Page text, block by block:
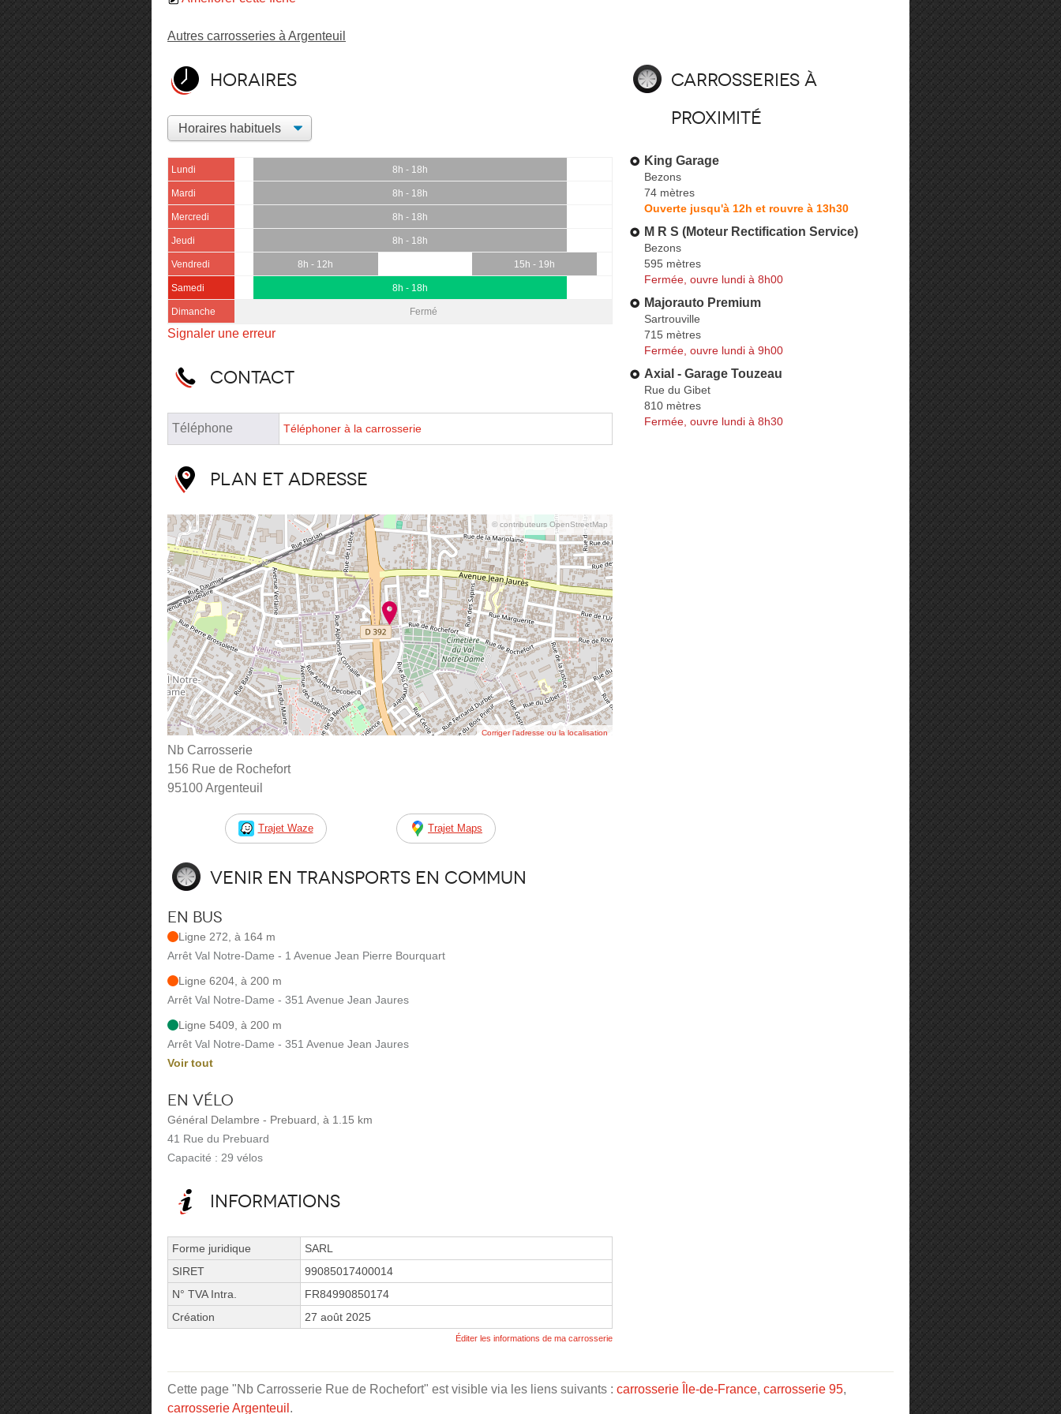
Autres carrosseries à Argenteuil
Horaires
Lundi 8h - 18h
Mardi 8h - 18h
Mercredi 8h - 18h
Jeudi 8h - 18h
Vendredi 8h - 12h 15h - 19h
Samedi 8h - 18h
Dimanche Fermé
Signaler une erreur
Contact
Téléphone Téléphoner à la carrosserie
Plan et adresse
© contributeurs OpenStreetMap
Corriger l’adresse ou la localisation
Nb Carrosserie
156 Rue de Rochefort
95100 Argenteuil
Trajet Waze Trajet Maps
Venir en transports en commun
En bus
Ligne 272, à 164 m
Arrêt Val Notre-Dame - 1 Avenue Jean Pierre Bourquart
Ligne 6204, à 200 m
Arrêt Val Notre-Dame - 351 Avenue Jean Jaures
Ligne 5409, à 200 m
Arrêt Val Notre-Dame - 351 Avenue Jean Jaures
Voir tout
En vélo
Général Delambre - Prebuard, à 1.15 km
41 Rue du Prebuard
Capacité : 29 vélos
Informations
Forme juridique
SARL
SIRET
99085017400014
N° TVA Intra.
FR84990850174
Création
27 août 2025
Éditer les informations de ma carrosserie
Carrosseries à
proximité
King Garage
Bezons
74 mètres
Ouverte jusqu'à 12h et rouvre à 13h30
M R S (Moteur Rectification Service)
Bezons
595 mètres
Fermée, ouvre lundi à 8h00
Majorauto Premium
Sartrouville
715 mètres
Fermée, ouvre lundi à 9h00
Axial - Garage Touzeau
Rue du Gibet
810 mètres
Fermée, ouvre lundi à 8h30
Cette page "Nb Carrosserie Rue de Rochefort" est visible via les liens suivants : carrosserie Île-de-France, carrosserie 95,
carrosserie Argenteuil .